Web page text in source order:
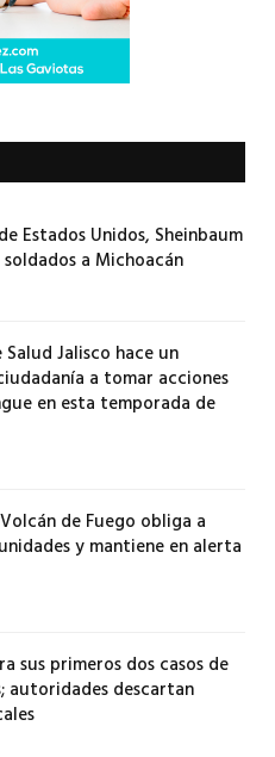
Estados Unidos, Sheinbaum
a Michoacán
Jalisco hace un
a tomar acciones
en esta temporada de
de Fuego obliga a
y mantiene en alerta
sus primeros dos casos de
autoridades descartan